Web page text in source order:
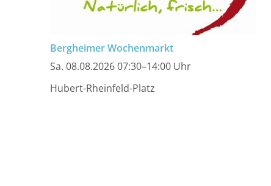
Bergheimer Wochenmarkt
Sa. 08.08.2026 07:30–14:00 Uhr
Hubert-Rheinfeld-Platz